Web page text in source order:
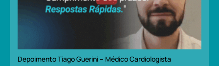
Depoimento Tiago Guerini – Médico Cardiologista